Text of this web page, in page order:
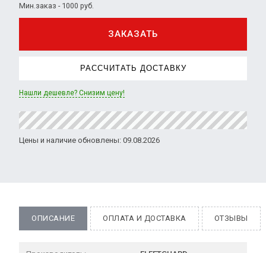
Мин.заказ - 1000 руб.
ЗАКАЗАТЬ
РАССЧИТАТЬ ДОСТАВКУ
Нашли дешевле? Снизим цену!
Цены и наличие обновлены: 09.08.2026
ОПИСАНИЕ ОПЛАТА И ДОСТАВКА ОТЗЫВЫ